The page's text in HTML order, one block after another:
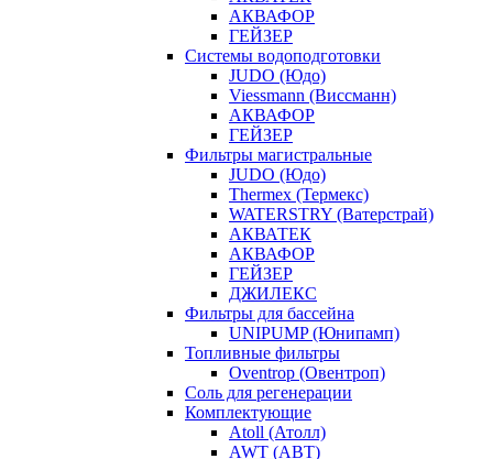
АКВАФОР
ГЕЙЗЕР
Системы водоподготовки
JUDO (Юдо)
Viessmann (Виссманн)
АКВАФОР
ГЕЙЗЕР
Фильтры магистральные
JUDO (Юдо)
Thermex (Термекс)
WATERSTRY (Ватерстрай)
АКВАТЕК
АКВАФОР
ГЕЙЗЕР
ДЖИЛЕКС
Фильтры для бассейна
UNIPUMP (Юнипамп)
Топливные фильтры
Oventrop (Овентроп)
Соль для регенерации
Комплектующие
Atoll (Атолл)
AWT (АВТ)